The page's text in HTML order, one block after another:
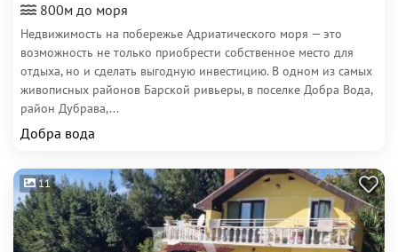
800м до моря
Недвижимость на побережье Адриатического моря — это
возможность не только приобрести собственное место для
отдыха, но и сделать выгодную инвестицию. В одном из самых
живописных районов Барской ривьеры, в поселке Добра Вода,
район Дубрава,...
Добра вода
11